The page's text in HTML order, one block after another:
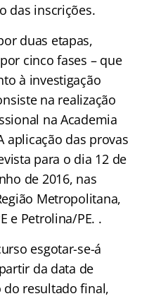
das inscrições.
duas etapas,
cinco fases – que
à investigação
na realização
na Academia
aplicação das provas
para o dia 12 de
de 2016, nas
Metropolitana,
e Petrolina/PE. .
esgotar-se-á
da data de
resultado ﬁnal,